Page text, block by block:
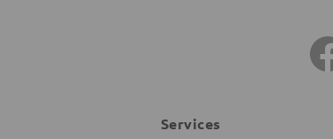
Services